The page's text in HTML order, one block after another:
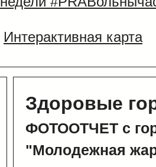
Интерактивная карта
Здоровые
ФОТООТЧЕТ с
"Молодежная